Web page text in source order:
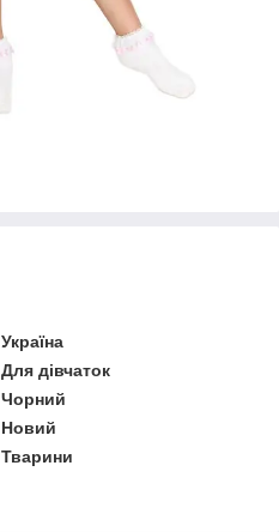
Україна
Для дівчаток
Чорний
Новий
Тварини